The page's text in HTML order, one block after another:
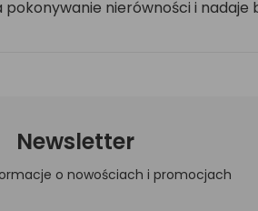
nierówności i nadaje
Newsletter
o nowościach i promocjach